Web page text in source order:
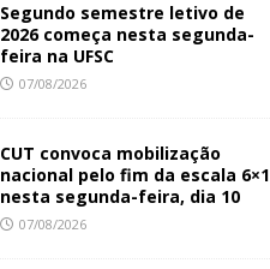
Segundo semestre letivo de
2026 começa nesta segunda-
feira na UFSC
07/08/2026
CUT convoca mobilização
nacional pelo fim da escala 6×1
nesta segunda-feira, dia 10
07/08/2026